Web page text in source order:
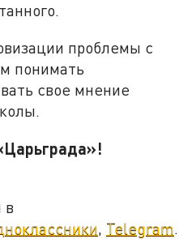
проблемы с
понимать
свое мнение
в
, Telegram.